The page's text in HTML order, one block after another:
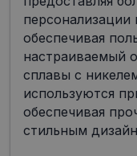
обеспечивая
настраиваемый
сплавы с
используются
обеспечивая
стильным